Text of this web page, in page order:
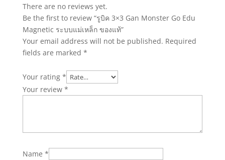
There are no reviews yet.
Be the first to review “รูบิค 3×3 Gan Monster Go Edu
Magnetic ระบบแม่เหล็ก ของแท้”
Your email address will not be published. Required
fields are marked *
Your rating *
Your review *
Name *